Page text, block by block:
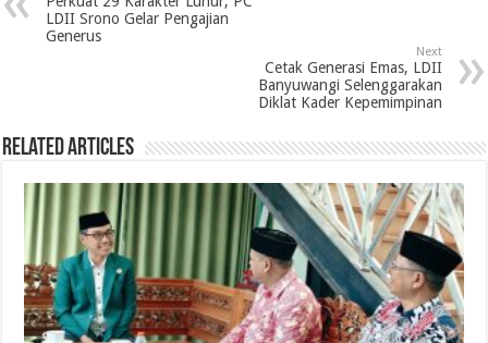
LDII Srono Gelar Pengajian
Generus
Next
Cetak Generasi Emas, LDII
Banyuwangi Selenggarakan
Diklat Kader Kepemimpinan
Related Articles